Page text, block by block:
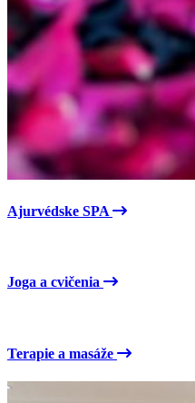
Ajurvédske SPA
Joga a cvičenia
Terapie a masáže